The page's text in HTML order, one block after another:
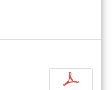
p